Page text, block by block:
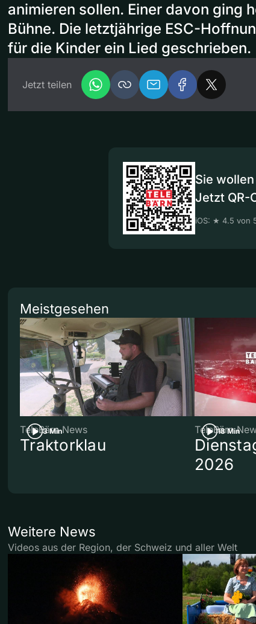
animieren sollen. Einer davon ging
Bühne. Die letztjährige ESC-
für die Kinder ein Lied geschrieben.
Jetzt teilen
Sie
Jetzt QR-
iOS: ★ 4.5 von
Meistgesehen
3 Min
TeleBärn News
Traktorklau
18 Min
TeleBärn
2026
Weitere News
Videos aus der Region, der Schweiz und aller Welt